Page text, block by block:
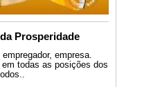
Prosperidade
empresa.
todas as posições dos